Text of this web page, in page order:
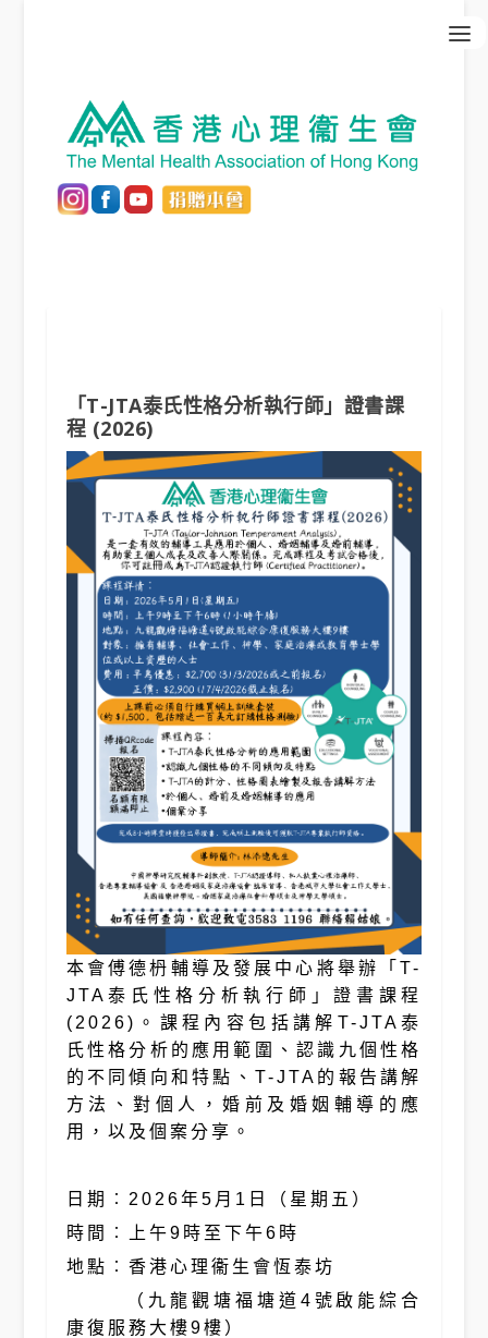
「T-JTA泰氏性格分析執行師」證書課
程 (2026)
本會傅德枬輔導及發展中心將舉辦「T-
JTA泰氏性格分析執行師」證書課程
(2026)。課程內容包括講解T-JTA泰
氏性格分析的應用範圍、認識九個性格
的不同傾向和特點、T-JTA的報告講解
方法、對個人，婚前及婚姻輔導的應
用，以及個案分享。
日期︰2026年5月1日（星期五）
時間︰上午9時至下午6時
地點︰香港心理衞生會恆泰坊
（九龍觀塘福塘道4號啟能綜合
康復服務大樓9樓）